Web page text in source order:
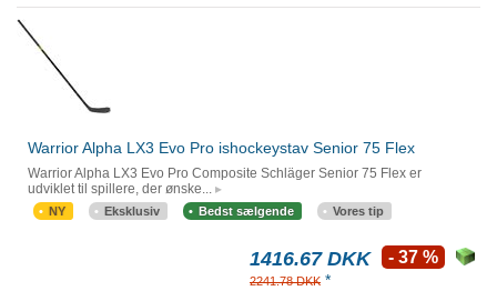
Warrior Alpha LX3 Evo Pro ishockeystav Senior 75 Flex
Warrior Alpha LX3 Evo Pro Composite Schläger Senior 75 Flex er
udviklet til spillere, der ønske...
NY Eksklusiv Bedst sælgende Vores tip
1416.67 DKK
2241.78 DKK *
- 37 %